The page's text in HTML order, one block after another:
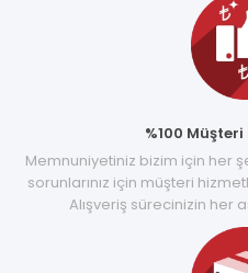
%100
Memnuniyetiniz bizim için her
sorunlarınız için müşteri
Alışveriş sürecinizin her